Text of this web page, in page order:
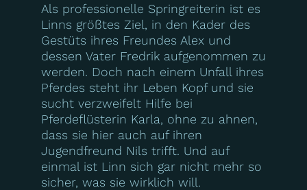
Als professionelle Springreiterin ist es
Linns größtes Ziel, in den Kader des
Gestüts ihres Freundes Alex und
dessen Vater Fredrik aufgenommen zu
werden. Doch nach einem Unfall ihres
Pferdes steht ihr Leben Kopf und sie
sucht verzweifelt Hilfe bei
Pferdeflüsterin Karla, ohne zu ahnen,
dass sie hier auch auf ihren
Jugendfreund Nils trifft. Und auf
einmal ist Linn sich gar nicht mehr so
sicher, was sie wirklich will.